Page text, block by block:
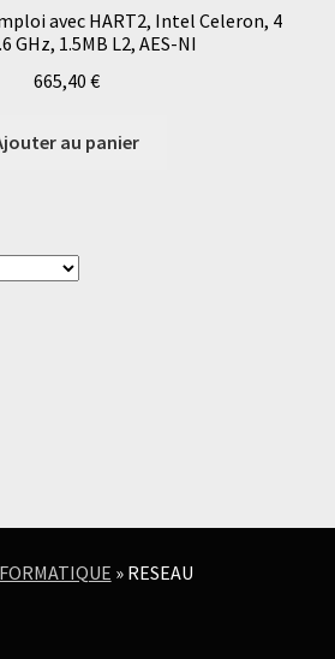
avec HART2, Intel Celeron, 4
GHz, 1.5MB L2, AES-NI
665,40 €
au panier
»RESEAU